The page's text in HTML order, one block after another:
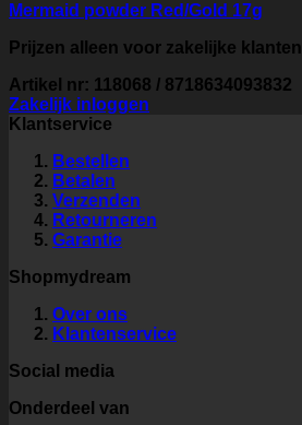
Mermaid powder Red/Gold 17g
Prijzen alleen voor zakelijke klanten
Artikel nr: 118068 / 8718634093832
Zakelijk inloggen
Klantservice
Bestellen
Betalen
Verzenden
Retourneren
Garantie
Shopmydream
Over ons
Klantenservice
Social media
Onderdeel van